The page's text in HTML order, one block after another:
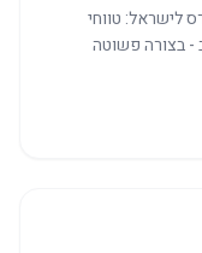
לישראל: טווחי
- בצורה פשוטה